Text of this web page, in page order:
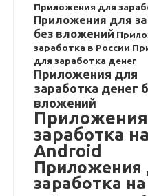
Приложения для
Приложения для
без вложений
заработка в России
для заработка денег
Приложения для
заработка денег
вложений
заработка на
Android
Приложения
заработка на